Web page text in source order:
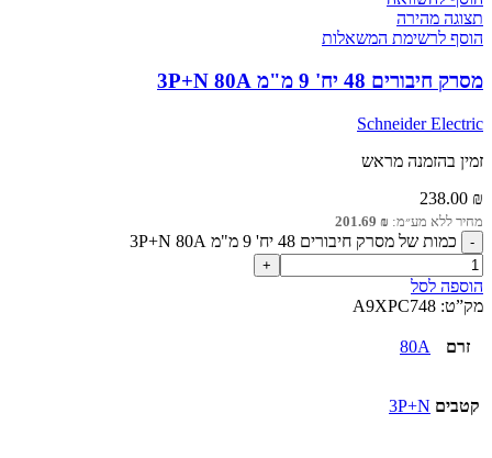
תצוגה מהירה
הוסף לרשימת המשאלות
מסרק חיבורים 48 יח' 9 מ"מ 3P+N 80A
Schneider Electric
זמין בהזמנה מראש
238.00 ₪
מחיר ללא מע״מ: 201.69 ₪
כמות של מסרק חיבורים 48 יח' 9 מ"מ 3P+N 80A
הוספה לסל
מק”ט: A9XPC748
זרם 80A
קטבים 3P+N